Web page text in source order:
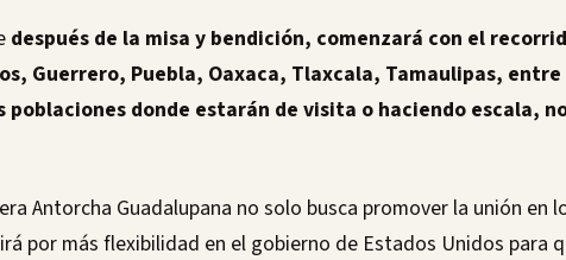
después de la misa y bendición, comenzará con el
Guerrero, Puebla, Oaxaca, Tlaxcala, Tamaulipas,
poblaciones donde estarán de visita o haciendo escala,
Antorcha Guadalupana no solo busca promover la unión en
por más flexibilidad en el gobierno de Estados Unidos para